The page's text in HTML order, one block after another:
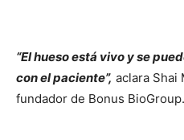
“El hueso está vivo y se
con el paciente”, aclara Shai
fundador de Bonus BioGroup.